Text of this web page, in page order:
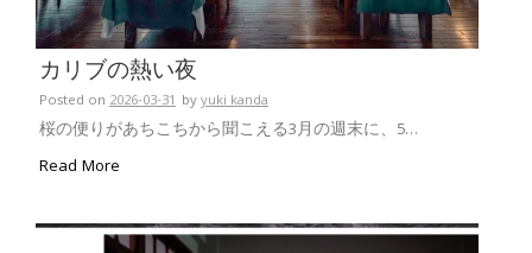
カリブの熱い夜
Posted on 2026-03-31 byyuki kanda
桜の便りがあちこちから聞こえる3月の週末に、5…
Read More